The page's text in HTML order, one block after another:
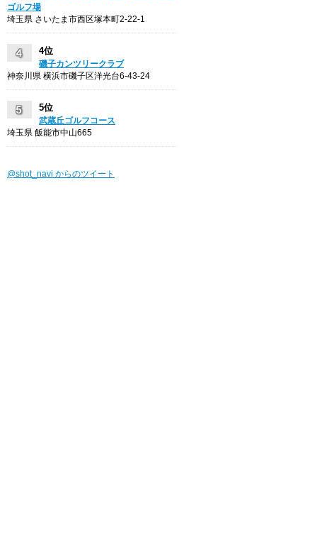
ゴルフ場
埼玉県 さいたま市西区塚本町2-22-1
4位
磯子カンツリークラブ
神奈川県 横浜市磯子区洋光台6-43-24
5位
武蔵丘ゴルフコース
埼玉県 飯能市中山665
@shot_navi からのツイート